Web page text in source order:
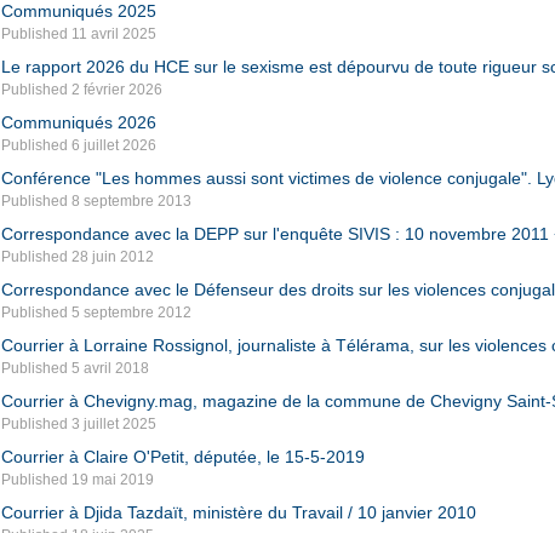
Communiqués 2025
Published 11 avril 2025
Le rapport 2026 du HCE sur le sexisme est dépourvu de toute rigueur
Published 2 février 2026
Communiqués 2026
Published 6 juillet 2026
Conférence "Les hommes aussi sont victimes de violence conjugale".
Published 8 septembre 2013
Correspondance avec la DEPP sur l'enquête SIVIS : 10 novembre
Published 28 juin 2012
Correspondance avec le Défenseur des droits sur les violences
Published 5 septembre 2012
Courrier à Lorraine Rossignol, journaliste à Télérama, sur les
Published 5 avril 2018
Courrier à Chevigny.mag, magazine de la commune de Chevigny
Published 3 juillet 2025
Courrier à Claire O'Petit, députée, le 15-5-2019
Published 19 mai 2019
Courrier à Djida Tazdaït, ministère du Travail / 10 janvier 2010